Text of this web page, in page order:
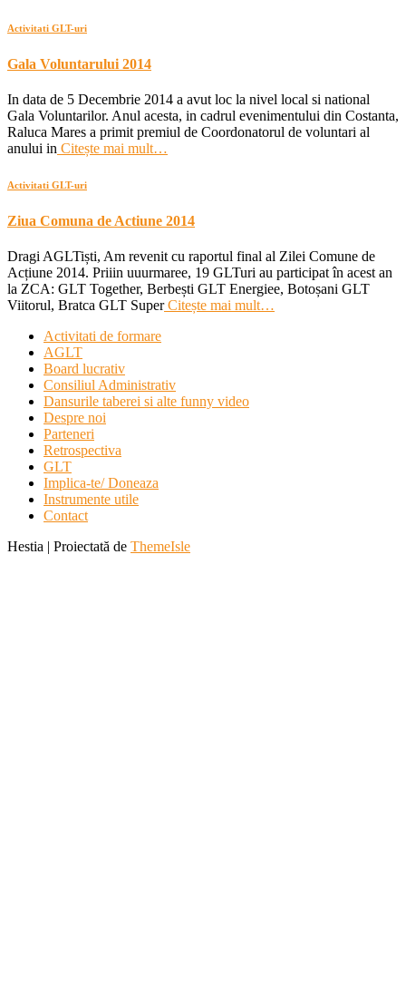
Activitati GLT-uri
Gala Voluntarului 2014
In data de 5 Decembrie 2014 a avut loc la nivel local si national
Gala Voluntarilor. Anul acesta, in cadrul evenimentului din Costanta,
Raluca Mares a primit premiul de Coordonatorul de voluntari al
anului in Citește mai mult…
Activitati GLT-uri
Ziua Comuna de Actiune 2014
Dragi AGLTiști, Am revenit cu raportul final al Zilei Comune de
Acțiune 2014. Priiin uuurmaree, 19 GLTuri au participat în acest an
la ZCA: GLT Together, Berbești GLT Energiee, Botoșani GLT
Viitorul, Bratca GLT SuperCitește mai mult…
Activitati de formare
AGLT
Board lucrativ
Consiliul Administrativ
Dansurile taberei si alte funny video
Despre noi
Parteneri
Retrospectiva
GLT
Implica-te/ Doneaza
Instrumente utile
Contact
Hestia | Proiectată de ThemeIsle